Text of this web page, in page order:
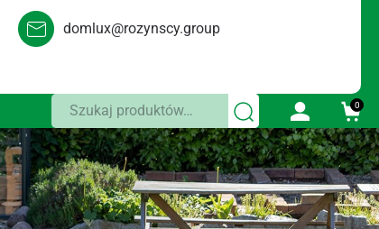
domlux@rozynscy.group
Szukaj: 0